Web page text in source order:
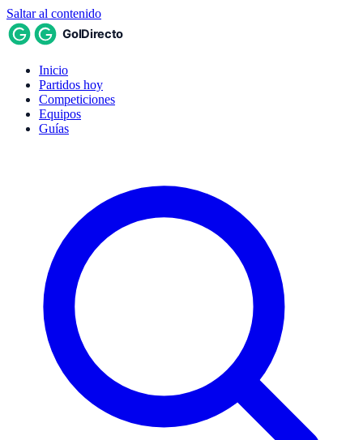
Saltar al contenido
Inicio
Partidos hoy
Competiciones
Equipos
Guías